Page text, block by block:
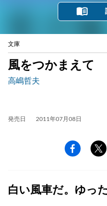
文庫
風をつかまえて
高嶋哲夫
発売日 2011年07月08日
白い風車だ。ゆっ